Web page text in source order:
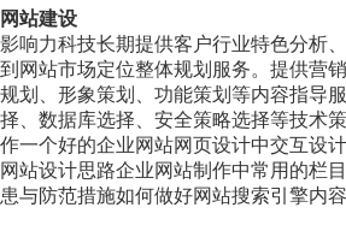
网站建设
影响力科技长期提供客户行业特色分析
到网站市场定位整体规划服务。提供营
规划、形象策划、功能策划等内容指导
择、数据库选择、安全策略选择等技术
作一个好的企业网站网页设计中交互设
网站设计思路企业网站制作中常用的栏
患与防范措施如何做好网站搜索引擎内